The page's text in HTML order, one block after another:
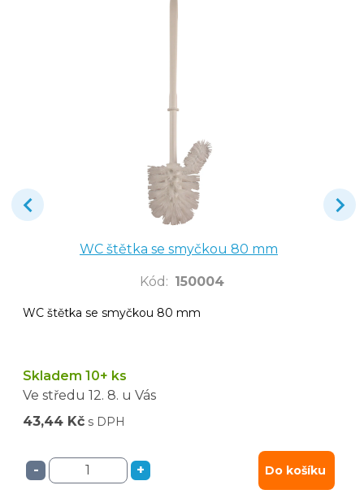
WC štětka se smyčkou 80 mm
Kód : 150004
WC štětka se smyčkou 80 mm
Skladem 10+ ks
Ve středu 12. 8. u Vás
43,44 Kč s DPH
- + Do košíku